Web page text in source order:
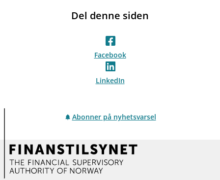
Del denne siden
Facebook
LinkedIn
Abonner på nyhetsvarsel